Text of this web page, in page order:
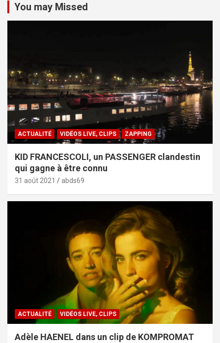
You may Missed
ACTUALITÉ VIDÉOS LIVE, CLIPS ZAPPING
KID FRANCESCOLI, un PASSENGER clandestin
qui gagne à être connu
31 août 2021 abds69
ACTUALITÉ VIDÉOS LIVE, CLIPS
Adèle HAENEL dans un clip de KOMPROMAT